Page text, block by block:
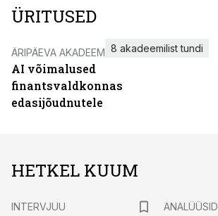
ÜRITUSED
ÄRIPÄEVA AKADEEMIA
AI võimalused
finantsvaldkonnas
edasijõudnutele
8 akadeemilist tundi
HETKEL KUUM
INTERVJUU
ANALÜÜSID